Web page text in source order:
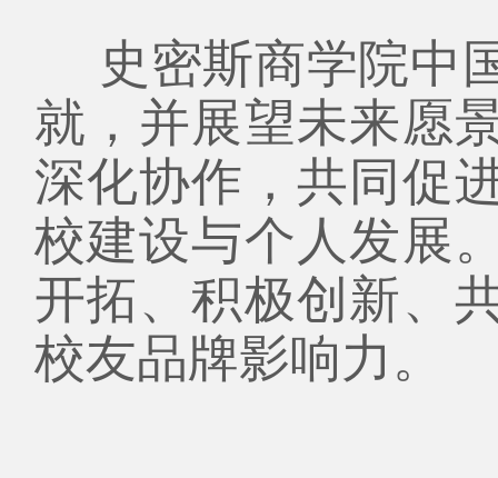
史密斯商学院中
就，并展望未来愿
深化协作，共同促
校建设与个人发展
开拓、积极创新、
校友品牌影响力。